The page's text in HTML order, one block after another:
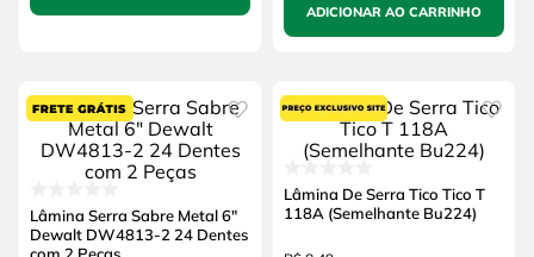
ADICIONAR AO CARRINHO
Lâmina Serra Sabre Metal 6"
Dewalt DW4813-2 24 Dentes
Lâmina De Serra Tico Tico T
118A (Semelhante Bu224)